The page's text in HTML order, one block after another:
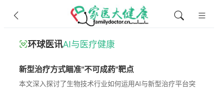
环球医讯AI与医疗健康
新型治疗方式瞄准"不可成药"靶点
本文深入探讨了生物技术行业如何运用AI与新型治疗平台突